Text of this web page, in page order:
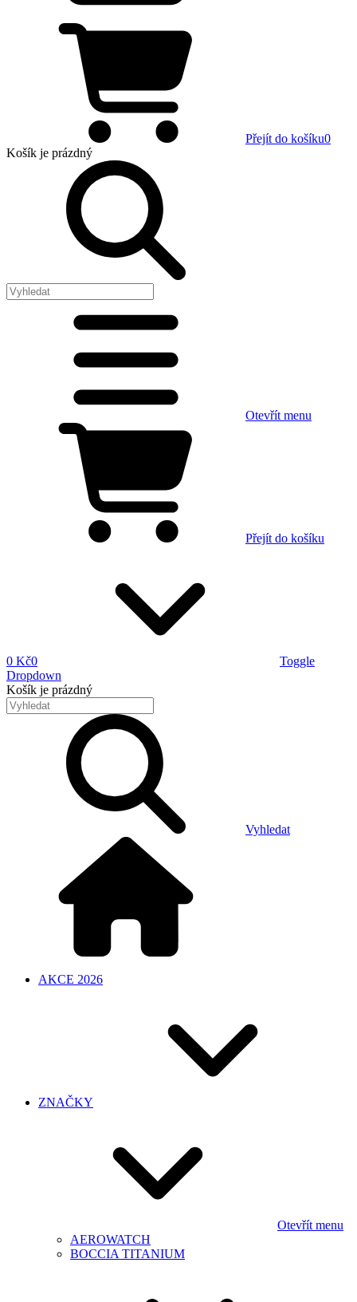
Přejít do košíku0
Košík je prázdný
Otevřít menu
Přejít do košíku
0 Kč0
Toggle
Dropdown
Košík je prázdný
Vyhledat
AKCE 2026
ZNAČKY
Otevřít menu
AEROWATCH
BOCCIA TITANIUM